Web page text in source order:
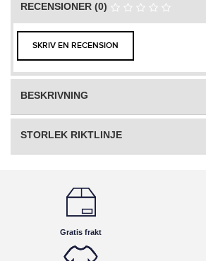
RECENSIONER (0)
SKRIV EN RECENSION
BESKRIVNING
STORLEK RIKTLINJE
Gratis frakt